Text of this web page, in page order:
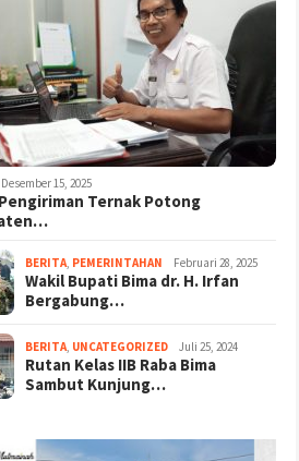
Desember 15, 2025
Ternak Potong
BERITA PEMERINTAHAN Februari 28, 2025
Wakil Bupati Bima dr. H. Irfan
Bergabung…
BERITA UNCATEGORIZED Juli 25, 2024
Rutan Kelas IIB Raba Bima
Sambut Kunjung…